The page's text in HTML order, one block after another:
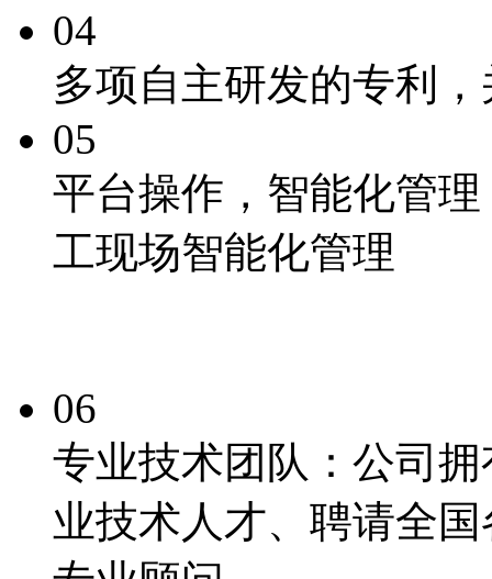
04
多项自主研发的专利
05
平台操作， 智能化管
工现场智能化管理
06
专业技术团队： 公司
业技术人才、聘请全